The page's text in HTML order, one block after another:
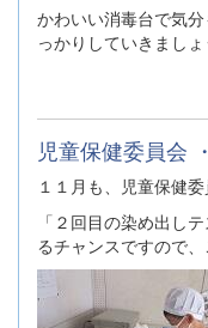
かわいい消毒台で気
っかりしていきましょ
児童保健委員会
１１月も、児童保健
「２回目の染め出し
るチャンスですので